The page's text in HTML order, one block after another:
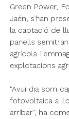
Green Power,
Jaén, s’han
la captació de
panells
agrícola i
explotacions
“Avui dia som
fotovoltaica a
arribar”, ha